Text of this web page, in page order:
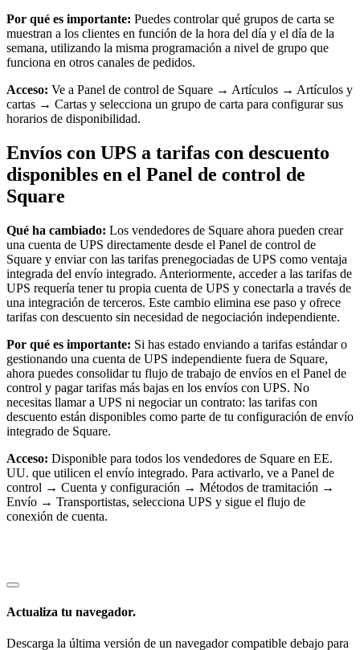
Por qué es importante: Puedes controlar qué grupos de carta se
muestran a los clientes en función de la hora del día y el día de la
semana, utilizando la misma programación a nivel de grupo que
funciona en otros canales de pedidos.
Acceso: Ve a Panel de control de Square → Artículos → Artículos y
cartas → Cartas y selecciona un grupo de carta para configurar sus
horarios de disponibilidad.
Envíos con UPS a tarifas con descuento
disponibles en el Panel de control de
Square
Qué ha cambiado: Los vendedores de Square ahora pueden crear
una cuenta de UPS directamente desde el Panel de control de
Square y enviar con las tarifas prenegociadas de UPS como ventaja
integrada del envío integrado. Anteriormente, acceder a las tarifas de
UPS requería tener tu propia cuenta de UPS y conectarla a través de
una integración de terceros. Este cambio elimina ese paso y ofrece
tarifas con descuento sin necesidad de negociación independiente.
Por qué es importante: Si has estado enviando a tarifas estándar o
gestionando una cuenta de UPS independiente fuera de Square,
ahora puedes consolidar tu flujo de trabajo de envíos en el Panel de
control y pagar tarifas más bajas en los envíos con UPS. No
necesitas llamar a UPS ni negociar un contrato: las tarifas con
descuento están disponibles como parte de tu configuración de envío
integrado de Square.
Acceso: Disponible para todos los vendedores de Square en EE.
UU. que utilicen el envío integrado. Para activarlo, ve a Panel de
control → Cuenta y configuración → Métodos de tramitación →
Envío → Transportistas, selecciona UPS y sigue el flujo de
conexión de cuenta.
Actualiza tu navegador.
Descarga la última versión de un navegador compatible debajo para